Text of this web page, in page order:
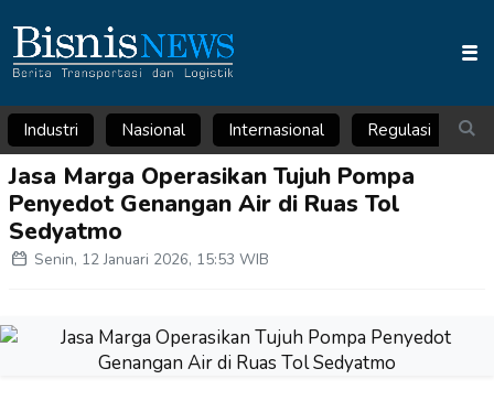
Industri Nasional Internasional Regulasi
Jasa Marga Operasikan Tujuh Pompa
Penyedot Genangan Air di Ruas Tol
Sedyatmo
Senin, 12 Januari 2026, 15:53 WIB